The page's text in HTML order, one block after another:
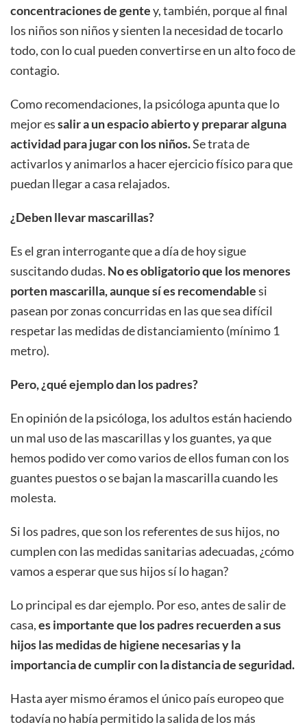
concentraciones de gentey, también, porque al final
los niños son niños y sienten la necesidad de tocarlo
todo, con lo cual pueden convertirse en un alto foco de
contagio.
Como recomendaciones, la psicóloga apunta que lo
mejor essalir a un espacio abierto y preparar alguna
actividad para jugar con los niños.Se trata de
activarlos y animarlos a hacer ejercicio físico para que
puedan llegar a casa relajados.
¿Deben llevar mascarillas?
Es el gran interrogante que a día de hoy sigue
suscitando dudas. No es obligatorio que los menores
porten mascarilla, aunque sí es recomendablesi
pasean por zonas concurridas en las que sea difícil
respetar las medidas de distanciamiento (mínimo 1
metro).
Pero, ¿qué ejemplo dan los padres?
En opinión de la psicóloga, los adultos están haciendo
un mal uso de las mascarillas y los guantes, ya que
hemos podido ver como varios de ellos fuman con los
guantes puestos o se bajan la mascarilla cuando les
molesta.
Si los padres, que son los referentes de sus hijos, no
cumplen con las medidas sanitarias adecuadas, ¿cómo
vamos a esperar que sus hijos sí lo hagan?
Lo principal es dar ejemplo. Por eso, antes de salir de
casa,es importante que los padres recuerden a sus
hijos las medidas de higiene necesarias y la
importancia de cumplir con la distancia de seguridad.
Hasta ayer mismo éramos el único país europeo que
todavía no había permitido la salida de los más